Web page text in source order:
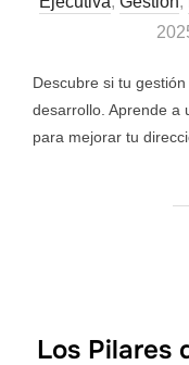
Descubre si tu
desarrollo. Aprende a
para mejorar tu
Los Pilares